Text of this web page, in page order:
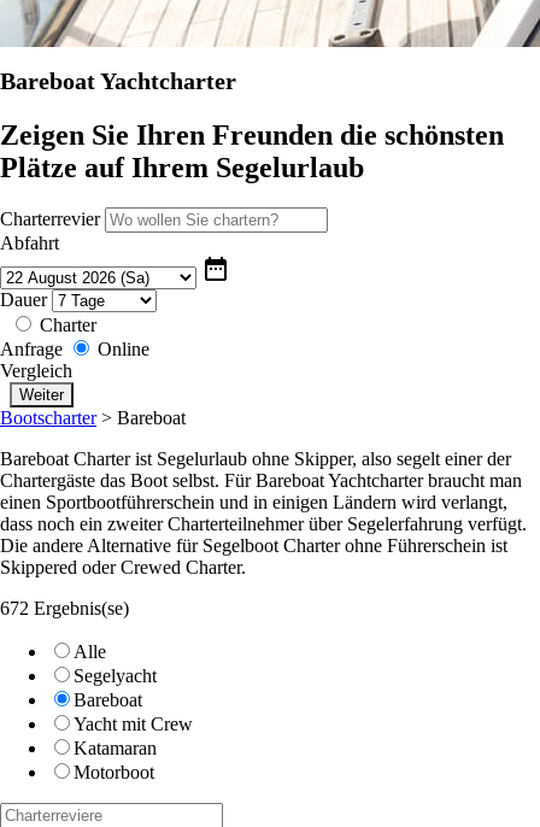
Bareboat Yachtcharter
Zeigen Sie Ihren Freunden die schönsten
Plätze auf Ihrem Segelurlaub
Charterrevier
Abfahrt
date_range
Dauer
Charter
Anfrage
Online
Vergleich
Bootscharter> Bareboat
Bareboat Charter ist Segelurlaub ohne Skipper, also segelt einer der
Chartergäste das Boot selbst. Für Bareboat Yachtcharter braucht man
einen Sportbootführerschein und in einigen Ländern wird verlangt,
dass noch ein zweiter Charterteilnehmer über Segelerfahrung verfügt.
Die andere Alternative für Segelboot Charter ohne Führerschein ist
Skippered oder Crewed Charter.
672 Ergebnis(se)
Alle
Segelyacht
Bareboat
Yacht mit Crew
Katamaran
Motorboot